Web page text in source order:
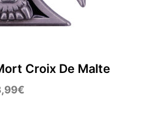
Croix De Malte
€